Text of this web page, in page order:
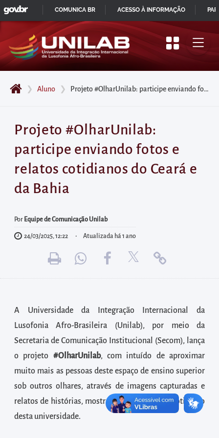
Pular
para
início
do
principal
Acessar
diretamente
menu
principal
diretamente
à
informações
postas
no
rodapé
❯ Aluno ❯ Projeto #OlharUnilab: participe enviando fotos e relatos cotidianos do Ceará e da Bahia
Projeto #OlharUnilab:
participe enviando fotos e
relatos cotidianos do Ceará e
da Bahia
Por Equipe de Comunicação Unilab
24/03/2025, 12:22 Atualizada há 1 ano
A Universidade da Integração Internacional da
Lusofonia Afro-Brasileira (Unilab), por meio da
Secretaria de Comunicação Institucional (Secom), lança
o projeto #OlharUnilab, com intuído de aproximar
muito mais as pessoas deste espaço de ensino superior
sob outros olhares, através de imagens capturadas e
relatos de histórias, mostrando um pouco do cotidiano
desta universidade.
IR
PARA
CONTEÚDO
GOVBR
COMUNICA BR ACESSO À INFORMAÇÃO